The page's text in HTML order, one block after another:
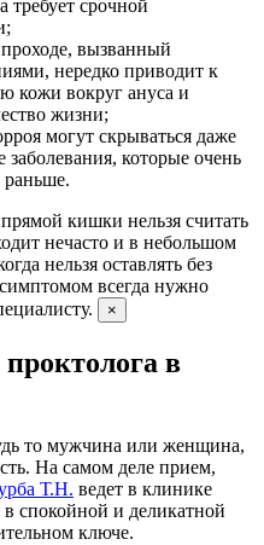
требует срочной
вызванный
нередко приводит к
кожи вокруг ануса и
жизни;
могут скрываться даже
заболевания, которые очень
кишки нельзя считать
нечасто и в небольшом
нельзя оставлять без
всегда нужно
×
в
то мужчина или женщина,
На самом деле прием,
Т.Н. ведет в клинике
и деликатной
ключе.